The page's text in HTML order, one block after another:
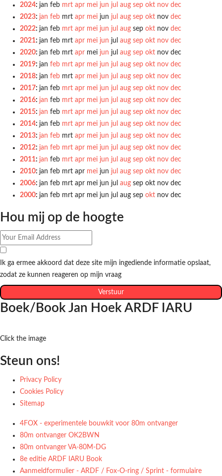
2024: jan feb mrt apr mei jun jul aug sep okt nov dec
2023: jan feb mrt apr mei jun jul aug sep okt nov dec
2022: jan feb mrt apr mei jun jul aug sep okt nov dec
2021: jan feb mrt apr mei jun jul aug sep okt nov dec
2020: jan feb mrt apr mei jun jul aug sep okt nov dec
2019: jan feb mrt apr mei jun jul aug sep okt nov dec
2018: jan feb mrt apr mei jun jul aug sep okt nov dec
2017: jan feb mrt apr mei jun jul aug sep okt nov dec
2016: jan feb mrt apr mei jun jul aug sep okt nov dec
2015: jan feb mrt apr mei jun jul aug sep okt nov dec
2014: jan feb mrt apr mei jun jul aug sep okt nov dec
2013: jan feb mrt apr mei jun jul aug sep okt nov dec
2012: jan feb mrt apr mei jun jul aug sep okt nov dec
2011: jan feb mrt apr mei jun jul aug sep okt nov dec
2010: jan feb mrt apr mei jun jul aug sep okt nov dec
2006: jan feb mrt apr mei jun jul aug sep okt nov dec
2000: jan feb mrt apr mei jun jul aug sep okt nov dec
Hou mij op de hoogte
Ik ga ermee akkoord dat deze site mijn ingediende informatie opslaat,
zodat ze kunnen reageren op mijn vraag
Verstuur
Boek/Book Jan Hoek ARDF IARU
Click the image
Steun ons!
Privacy Policy
Cookies Policy
Sitemap
4FOX - experimentele bouwkit voor 80m ontvanger
80m ontvanger OK2BWN
80m ontvanger VA-80M-DG
8e editie ARDF IARU Book
Aanmeldformulier - ARDF / Fox-O-ring / Sprint - formulaire